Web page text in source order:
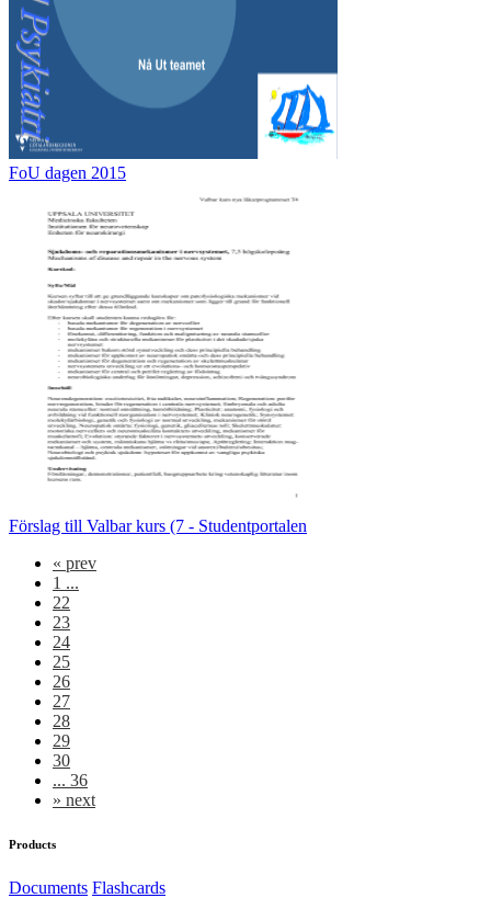
FoU dagen 2015
Förslag till Valbar kurs (7 - Studentportalen
« prev
1 ...
22
23
24
25
26
27
28
29
30
... 36
» next
Products
Documents Flashcards